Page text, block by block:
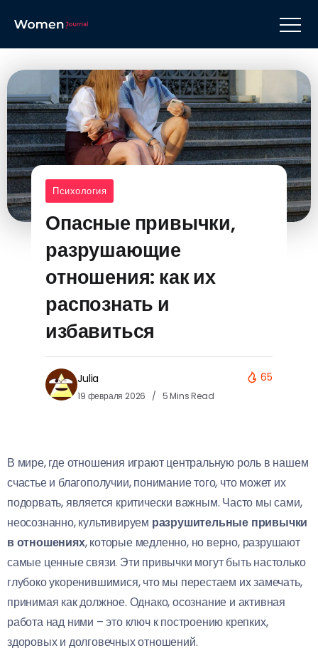
Психология
Опасные привычки,
разрушающие
отношения: как их
распознать и
избавиться
Julia
19 февраля 2026 5 Mins Read
65
В мире, где отношения играют центральную роль в нашем
счастье и благополучии, понимание того, что может их
подорвать, является критически важным. Часто мы сами,
неосознанно, культивируем разрушительные привычки
в отношениях, которые медленно, но верно, разрушают
самые ценные связи. Эти привычки могут быть настолько
глубоко укоренившимися, что мы перестаем их замечать,
принимая как должное. Однако, осознание и активная
работа над ними – это ключ к построению крепких,
здоровых и долговечных отношений.